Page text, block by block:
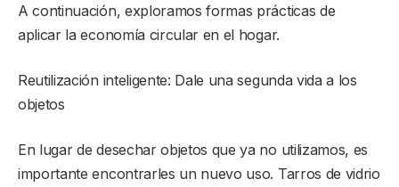
A continuación, exploramos formas prácticas de
aplicar la economía circular en el hogar.
Reutilización inteligente: Dale una segunda vida a los
objetos
En lugar de desechar objetos que ya no utilizamos, es
importante encontrarles un nuevo uso. Tarros de vidrio